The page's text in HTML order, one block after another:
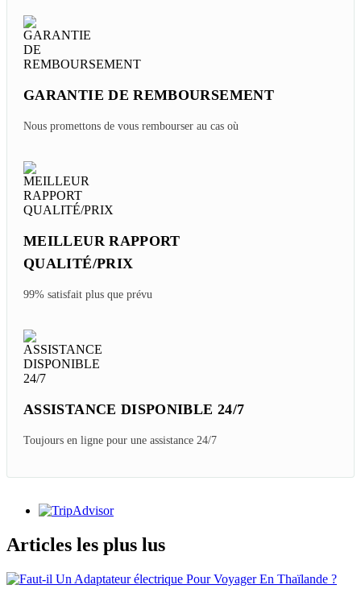
GARANTIE DE REMBOURSEMENT
Nous promettons de vous rembourser au cas où
MEILLEUR RAPPORT
QUALITÉ/PRIX
99% satisfait plus que prévu
ASSISTANCE DISPONIBLE 24/7
Toujours en ligne pour une assistance 24/7
Articles les plus lus